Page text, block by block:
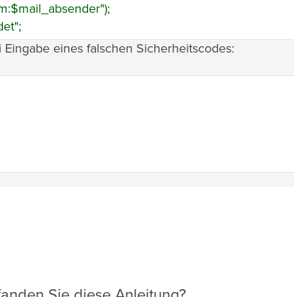
eines falschen Sicherheitscodes: